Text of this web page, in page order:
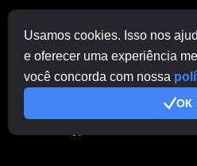
Usamos cookies. Isso nos
e oferecer uma experiência
você concorda com nossa
ОК
CryptoTabpara Android